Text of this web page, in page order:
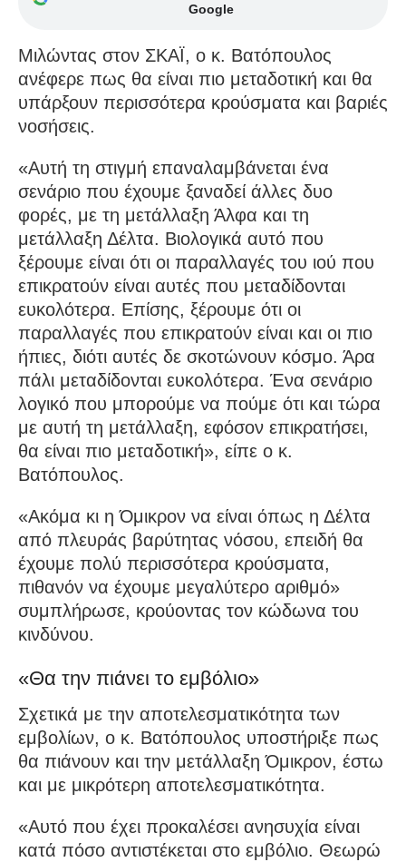
Google
Μιλώντας στον ΣΚΑΪ, ο κ. Βατόπουλος
ανέφερε πως θα είναι πιο μεταδοτική και θα
υπάρξουν περισσότερα κρούσματα και βαριές
νοσήσεις.
«Αυτή τη στιγμή επαναλαμβάνεται ένα
σενάριο που έχουμε ξαναδεί άλλες δυο
φορές, με τη μετάλλαξη Άλφα και τη
μετάλλαξη Δέλτα. Βιολογικά αυτό που
ξέρουμε είναι ότι οι παραλλαγές του ιού που
επικρατούν είναι αυτές που μεταδίδονται
ευκολότερα. Επίσης, ξέρουμε ότι οι
παραλλαγές που επικρατούν είναι και οι πιο
ήπιες, διότι αυτές δε σκοτώνουν κόσμο. Άρα
πάλι μεταδίδονται ευκολότερα. Ένα σενάριο
λογικό που μπορούμε να πούμε ότι και τώρα
με αυτή τη μετάλλαξη, εφόσον επικρατήσει,
θα είναι πιο μεταδοτική», είπε ο κ.
Βατόπουλος.
«Ακόμα κι η Όμικρον να είναι όπως η Δέλτα
από πλευράς βαρύτητας νόσου, επειδή θα
έχουμε πολύ περισσότερα κρούσματα,
πιθανόν να έχουμε μεγαλύτερο αριθμό»
συμπλήρωσε, κρούοντας τον κώδωνα του
κινδύνου.
«Θα την πιάνει το εμβόλιο»
Σχετικά με την αποτελεσματικότητα των
εμβολίων, ο κ. Βατόπουλος υποστήριξε πως
θα πιάνουν και την μετάλλαξη Όμικρον, έστω
και με μικρότερη αποτελεσματικότητα.
«Αυτό που έχει προκαλέσει ανησυχία είναι
κατά πόσο αντιστέκεται στο εμβόλιο. Θεωρώ